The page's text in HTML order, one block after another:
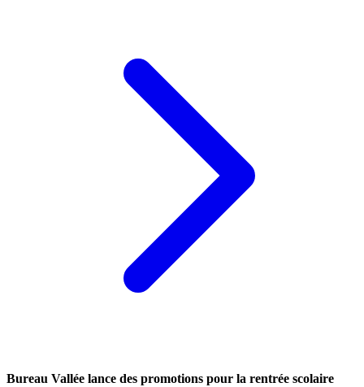
Bureau Vallée lance des promotions pour la rentrée scolaire